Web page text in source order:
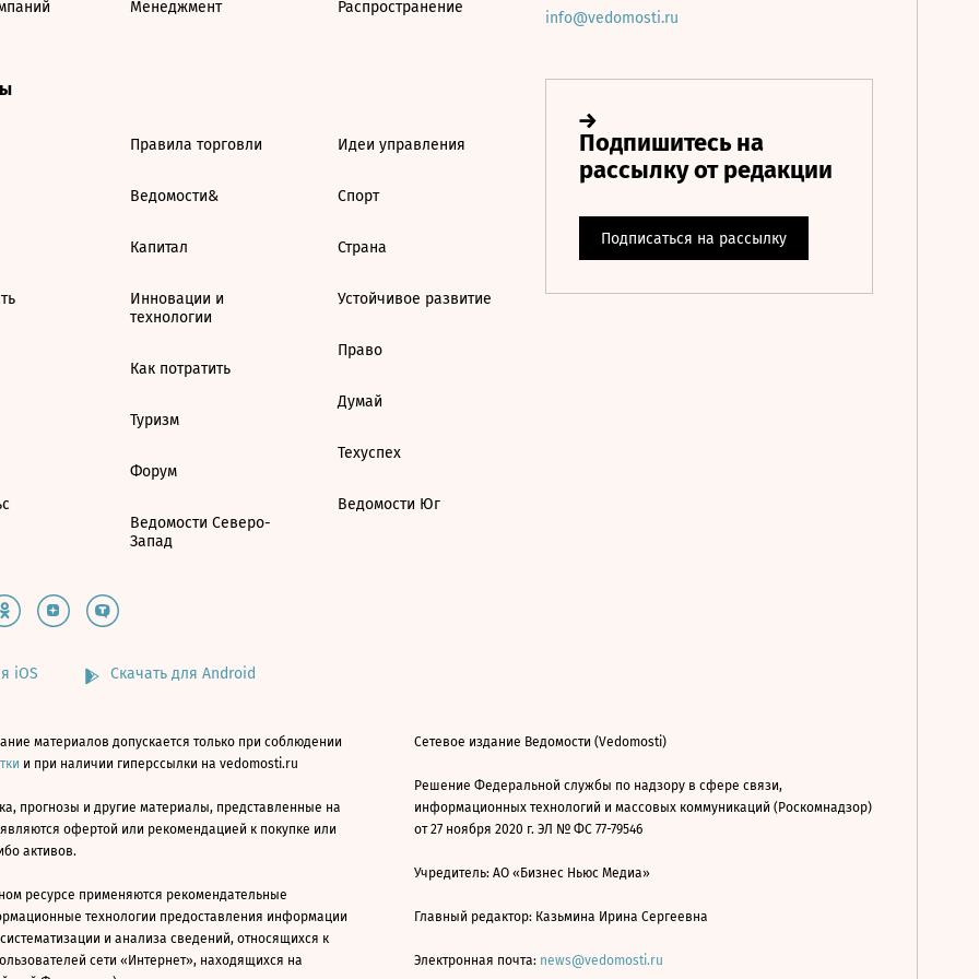
Менеджмент Распространение
Правила торговли
Ведомости&
Капитал
Инновации и
технологии
Как потратить
Туризм
Форум
Ведомости Северо-
Запад
Идеи управления
Спорт
Страна
Устойчивое развитие
Право
Думай
Техуспех
Ведомости Юг
info@vedomosti.ru
iOS Скачать для Android
материалов допускается только при соблюдении
и при наличии гиперссылки на vedomosti.ru
прогнозы и другие материалы, представленные на
офертой или рекомендацией к покупке или
активов.
ресурсе применяются рекомендательные
технологии предоставления информации
и анализа сведений, относящихся к
сети «Интернет», находящихся на
Сетевое издание Ведомости (Vedomosti)
Решение Федеральной службы по надзору в сфере связи,
информационных технологий и массовых коммуникаций (Роскомнадзор)
от 27 ноября 2020 г. ЭЛ № ФС 77-79546
Учредитель: АО «Бизнес Ньюс Медиа»
Главный редактор: Казьмина Ирина Сергеевна
Электронная почта: news@vedomosti.ru